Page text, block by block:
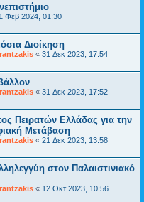
Φεβ 2024, 01:30
Διοίκηση
« 31 Δεκ 2023, 17:54
« 31 Δεκ 2023, 17:52
Πειρατών Ελλάδας για την
Μετάβαση
« 21 Δεκ 2023, 13:58
στον Παλαιστινιακό
« 12 Οκτ 2023, 10:56